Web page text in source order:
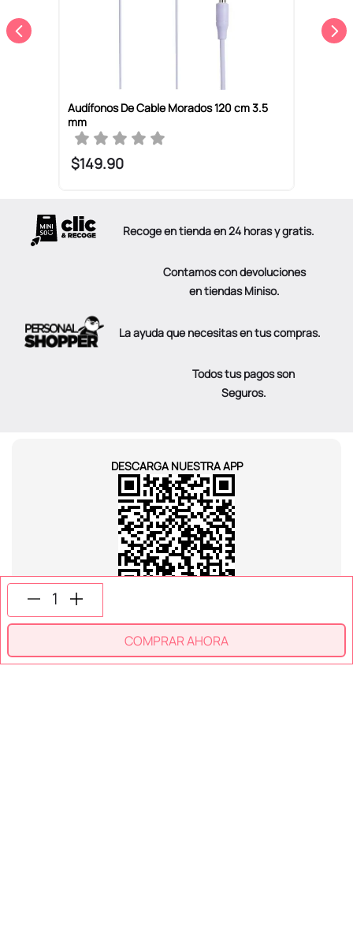
COMPRAR AHORA
Audífonos De Cable Morados 120 cm 3.5
mm
$149.90
Recoge en tienda en 24 horas y gratis.
Contamos con devoluciones
en tiendas Miniso.
La ayuda que necesitas en tus compras.
Todos tus pagos son
Seguros.
DESCARGA NUESTRA APP